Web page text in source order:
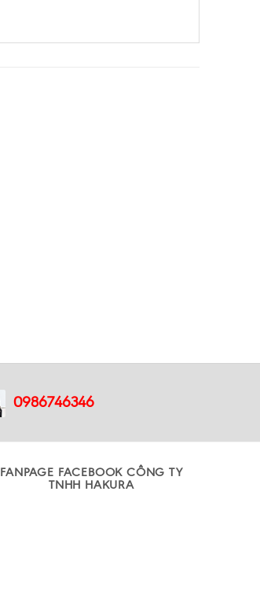
0986746346
FANPAGE FACEBOOK CÔNG TY
TNHH HAKURA